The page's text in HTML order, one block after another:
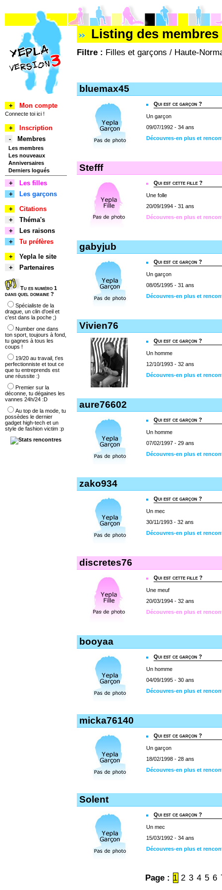
Listing des
Filtre : Filles et garçons / Haute-
bluemax45
Qui est ce garçon ?
Un garçon
09/07/1992 - 34 ans
Découvres-en plus et
Stefff
Qui est cette fille ?
Une folle
20/09/1994 - 31 ans
Découvres-en plus et
gabyjub
Qui est ce garçon ?
Un garçon
08/05/1995 - 31 ans
Découvres-en plus et
Vivien76
Qui est ce garçon ?
Un homme
12/10/1993 - 32 ans
Découvres-en plus et
aure76602
Qui est ce garçon ?
Un homme
07/02/1997 - 29 ans
Découvres-en plus et
zako934
Qui est ce garçon ?
Un mec
30/11/1993 - 32 ans
Découvres-en plus et
discretes76
Qui est cette fille ?
Une meuf
20/03/1994 - 32 ans
Découvres-en plus et
booyaa
Qui est ce garçon ?
Un homme
04/09/1995 - 30 ans
Découvres-en plus et
micka76140
Qui est ce garçon ?
Un garçon
18/02/1998 - 28 ans
Découvres-en plus et
Solent
Qui est ce garçon ?
Un mec
15/03/1992 - 34 ans
Découvres-en plus et
Page : 1 2 3 4 5 6
+ Mon compte
Connecte toi ici !
+
Inscription
-
Membres
Les membres
Les nouveaux
Anniversaires
Derniers logués
+
Les filles
+
Les garçons
+
Citations
+
Théma's
+
Les raisons
+
Tu préfères
+
Yepla le site
+
Partenaires
Tu es numéro 1
dans quel domaine ?
Spécialiste de la
drague, un clin d'oeil et
c'est dans la poche ;)
Number one dans
ton sport, toujours à fond,
tu gagnes à tous les
coups !
19/20 au travail, t'es
perfectionniste et tout ce
que tu entreprends est
une réussite :)
Premier sur la
déconne, tu dégaines les
vannes 24h/24 :D
Au top de la mode, tu
possèdes le dernier
gadget high-tech et un
style de fashion victim :p